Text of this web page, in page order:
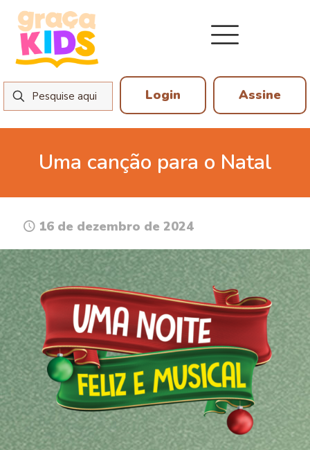
Login Assine
Uma canção para o Natal
16 de dezembro de 2024